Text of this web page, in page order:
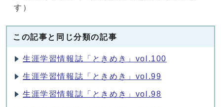
す）
この記事と同じ分類の記事
生涯学習情報誌「ときめき」vol.100
生涯学習情報誌「ときめき」vol.99
生涯学習情報誌「ときめき」vol.98